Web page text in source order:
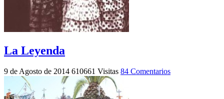
La Leyenda
9 de Agosto de 2014 610661 Visitas 84 Comentarios